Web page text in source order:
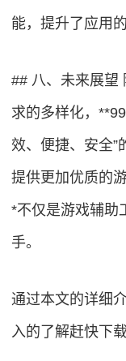
能，提升了应用
## 八、未来展望
求的多样化，
效、便捷、安全”
提供更加优质的
*不仅是游戏辅助
手。
通过本文的详细
入的了解赶快下